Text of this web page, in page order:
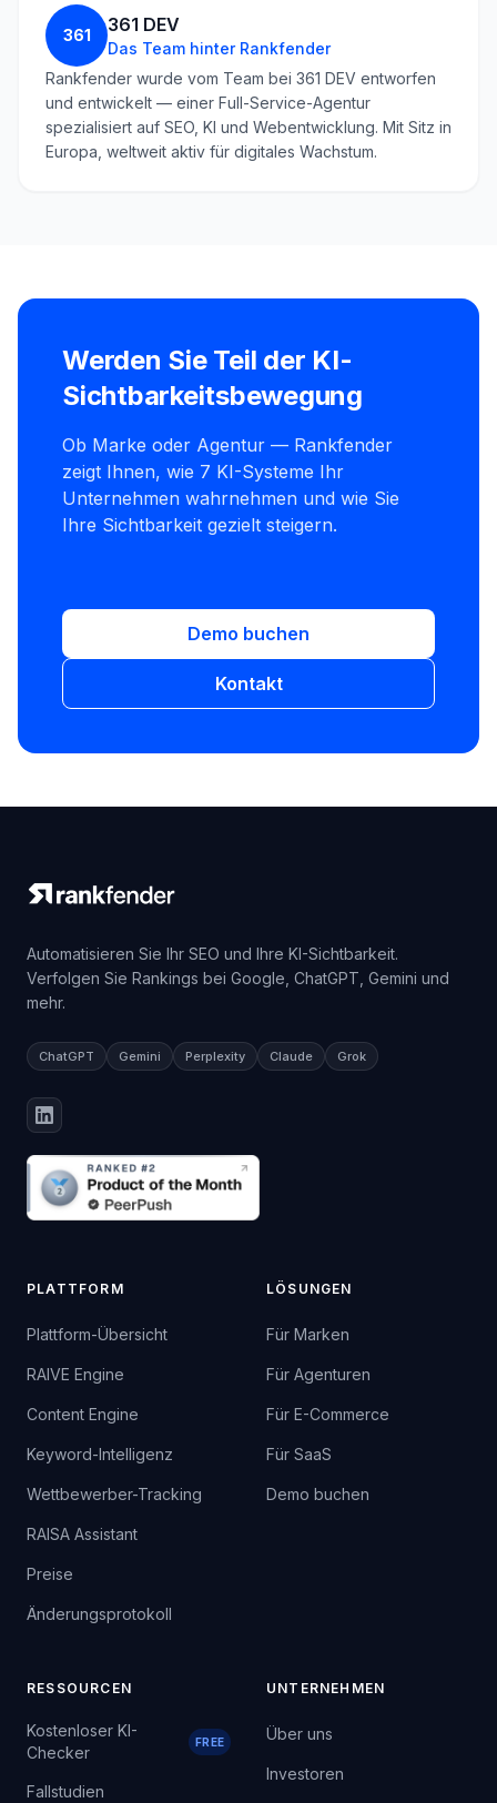
361 361 DEV
Das Team hinter Rankfender
Rankfender wurde vom Team bei 361 DEV entworfen
und entwickelt — einer Full-Service-Agentur
spezialisiert auf SEO, KI und Webentwicklung. Mit Sitz in
Europa, weltweit aktiv für digitales Wachstum.
Werden Sie Teil der KI-
Sichtbarkeitsbewegung
Ob Marke oder Agentur — Rankfender
zeigt Ihnen, wie 7 KI-Systeme Ihr
Unternehmen wahrnehmen und wie Sie
Ihre Sichtbarkeit gezielt steigern.
Demo buchen
Kontakt
Automatisieren Sie Ihr SEO und Ihre KI-Sichtbarkeit.
Verfolgen Sie Rankings bei Google, ChatGPT, Gemini und
mehr.
ChatGPT Gemini Perplexity Claude Grok
PLATTFORM
Plattform-Übersicht
RAIVE Engine
Content Engine
Keyword-Intelligenz
Wettbewerber-Tracking
RAISA Assistant
Preise
Änderungsprotokoll
LÖSUNGEN
Für Marken
Für Agenturen
Für E-Commerce
Für SaaS
Demo buchen
RESSOURCEN
Kostenloser KI-
Checker
FREE
Fallstudien
UNTERNEHMEN
Über uns
Investoren